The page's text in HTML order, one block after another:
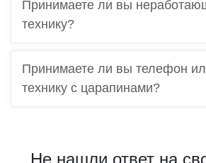
Принимаете ли вы
Принимаете ли вы телефон